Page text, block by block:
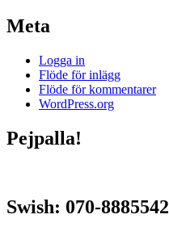
Meta
Logga in
Flöde för inlägg
Flöde för kommentarer
WordPress.org
Pejpalla!
Swish: 070-8885542